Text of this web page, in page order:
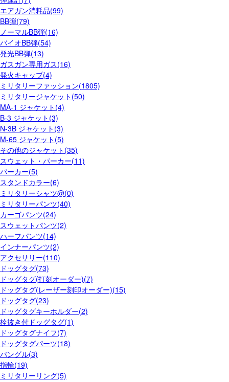
エアガン消耗品(99)
BB弾(79)
ノーマルBB弾(16)
バイオBB弾(54)
発光BB弾(13)
ガスガン専用ガス(16)
発火キャップ(4)
ミリタリーファッション(1805)
ミリタリージャケット(50)
MA-1 ジャケット(4)
B-3 ジャケット(3)
N-3B ジャケット(3)
M-65 ジャケット(5)
その他のジャケット(35)
スウェット・パーカー(11)
パーカー(5)
スタンドカラー(6)
ミリタリーシャツ@(0)
ミリタリーパンツ(40)
カーゴパンツ(24)
スウェットパンツ(2)
ハーフパンツ(14)
インナーパンツ(2)
アクセサリー(110)
ドッグタグ(73)
ドッグタグ(打刻オーダー)(7)
ドッグタグ(レーザー刻印オーダー)(15)
ドッグタグ(23)
ドッグタグキーホルダー(2)
栓抜き付ドッグタグ(1)
ドッグタグナイフ(7)
ドッグタグパーツ(18)
バングル(3)
指輪(19)
ミリタリーリング(5)